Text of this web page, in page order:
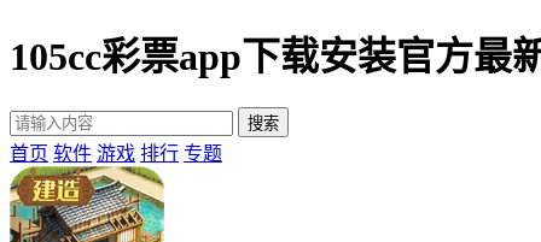
105cc彩票app下载安装官方最
首页 软件 游戏 排行 专题